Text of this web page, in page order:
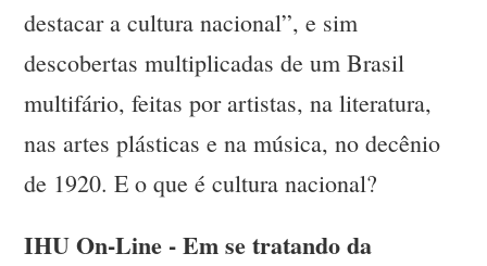
destacar a cultura nacional”, e sim
descobertas multiplicadas de um Brasil
multifário, feitas por artistas, na literatura,
nas artes plásticas e na música, no decênio
de 1920. E o que é cultura nacional?
IHU On-Line - Em se tratando da